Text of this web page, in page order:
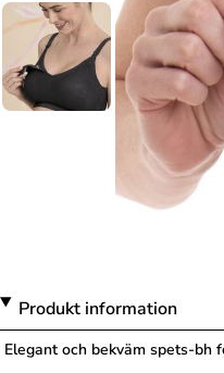
Produkt information
Elegant och bekväm spets-bh